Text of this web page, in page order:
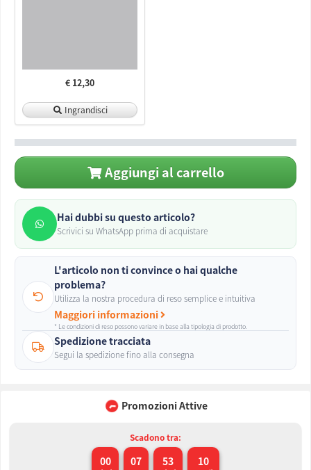
€ 12,30
Ingrandisci
Aggiungi al carrello
Hai dubbi su questo articolo?
Scrivici su WhatsApp prima di acquistare
L'articolo non ti convince o hai qualche
problema?
Utilizza la nostra procedura di reso semplice e intuitiva
Maggiori informazioni
* Le condizioni di reso possono variare in base alla tipologia di prodotto.
Spedizione tracciata
Segui la spedizione fino alla consegna
Promozioni Attive
Scadono tra:
00 07 53 09